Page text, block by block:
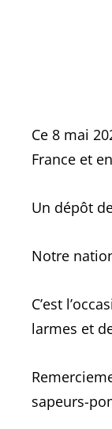
Ce 8 mai
France et
Un dépôt
Notre
C’est
larmes et
sapeurs-